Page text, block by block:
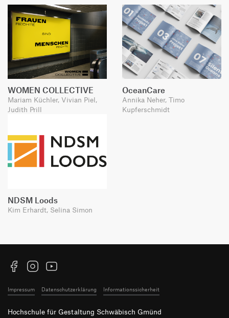
WOMEN COLLECTIVE
Mariam Küchler, Vivian Piel,
Judith Prill
OceanCare
Annika Neher, Timo
Kupferschmidt
NDSM Loods
Kim Erhardt, Selina Simon
FacebookInstagramYouTube
Impressum Datenschutzerklärung Informationssicherheit
Hochschule für Gestaltung Schwäbisch Gmünd